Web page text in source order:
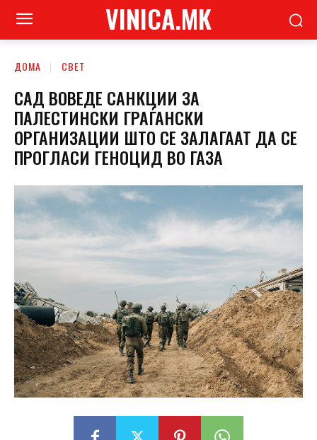
VINICA.MK
ДОМА СВЕТ
САД ВОВЕДЕ САНКЦИИ ЗА
ПАЛЕСТИНСКИ ГРАЃАНСКИ
ОРГАНИЗАЦИИ ШТО СЕ ЗАЛАГААТ ДА СЕ
ПРОГЛАСИ ГЕНОЦИД ВО ГАЗА